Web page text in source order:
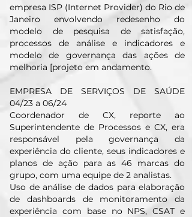
empresa ISP (Internet Provider) do Rio de
Janeiro envolvendo redesenho do
modelo de pesquisa de satisfação,
processos de análise e indicadores e
modelo de governança das ações de
melhoria [projeto em andamento.
EMPRESA DE SERVIÇOS DE SAÚDE
04/23 a 06/24
Coordenador de CX, reporte ao
Superintendente de Processos e CX, era
responsável pela governança da
experiência do cliente, seus indicadores e
planos de ação para as 46 marcas do
grupo, com uma equipe de 2 analistas.
Uso de análise de dados para elaboração
de dashboards de monitoramento da
experiência com base no NPS, CSAT e